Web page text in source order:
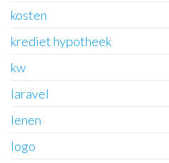
kosten
krediet hypotheek
kw
laravel
lenen
logo